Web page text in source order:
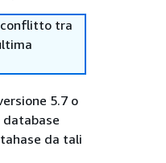
conflitto tra
5.7 o
database
da tali